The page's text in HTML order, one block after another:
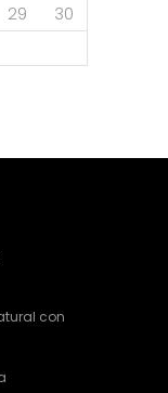
29
30
con